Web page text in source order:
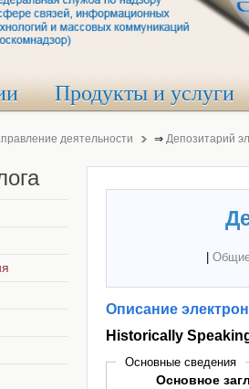
Продукты и услуги
деятельности ⇒ Депозитарий
Описание
Historically
Основные сведения
Основное